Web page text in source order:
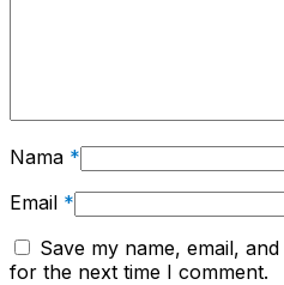
Nama *
Email *
Save my name, email,
for the next time I comment.